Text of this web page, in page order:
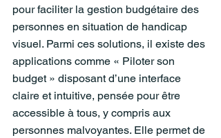
pour faciliter la gestion budgétaire des
personnes en situation de handicap
visuel. Parmi ces solutions, il existe des
applications comme « Piloter son
budget » disposant d’une interface
claire et intuitive, pensée pour être
accessible à tous, y compris aux
personnes malvoyantes. Elle permet de